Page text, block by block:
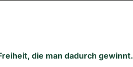
die man dadurch gewinnt.